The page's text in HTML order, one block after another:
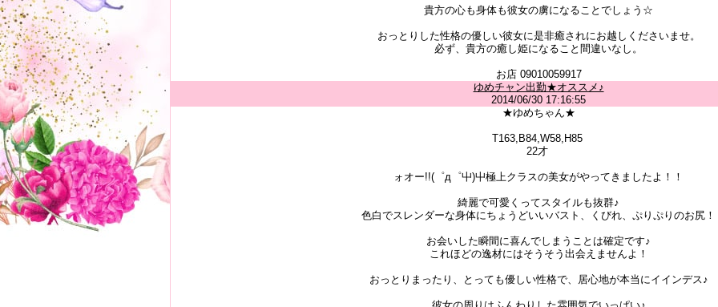
貴方の心も身体も彼女の虜になることでしょう☆
おっとりした性格の優しい彼女に是非癒されにお越しくださいませ。
必ず、貴方の癒し姫になること間違いなし。
お店 09010059917
ゆめチャン出勤★オススメ♪
2014/06/30 17:16:55
★ゆめちゃん★
T163,B84,W58,H85
22才
ォオー!!(゜д゜屮)屮極上クラスの美女がやってきましたよ！！
綺麗で可愛くってスタイルも抜群♪
色白でスレンダーな身体にちょうどいいバスト、くびれ、ぷりぷりのお尻！
お会いした瞬間に喜んでしまうことは確定です♪
これほどの逸材にはそうそう出会えませんよ！
おっとりまったり、とっても優しい性格で、居心地が本当にイインデス♪